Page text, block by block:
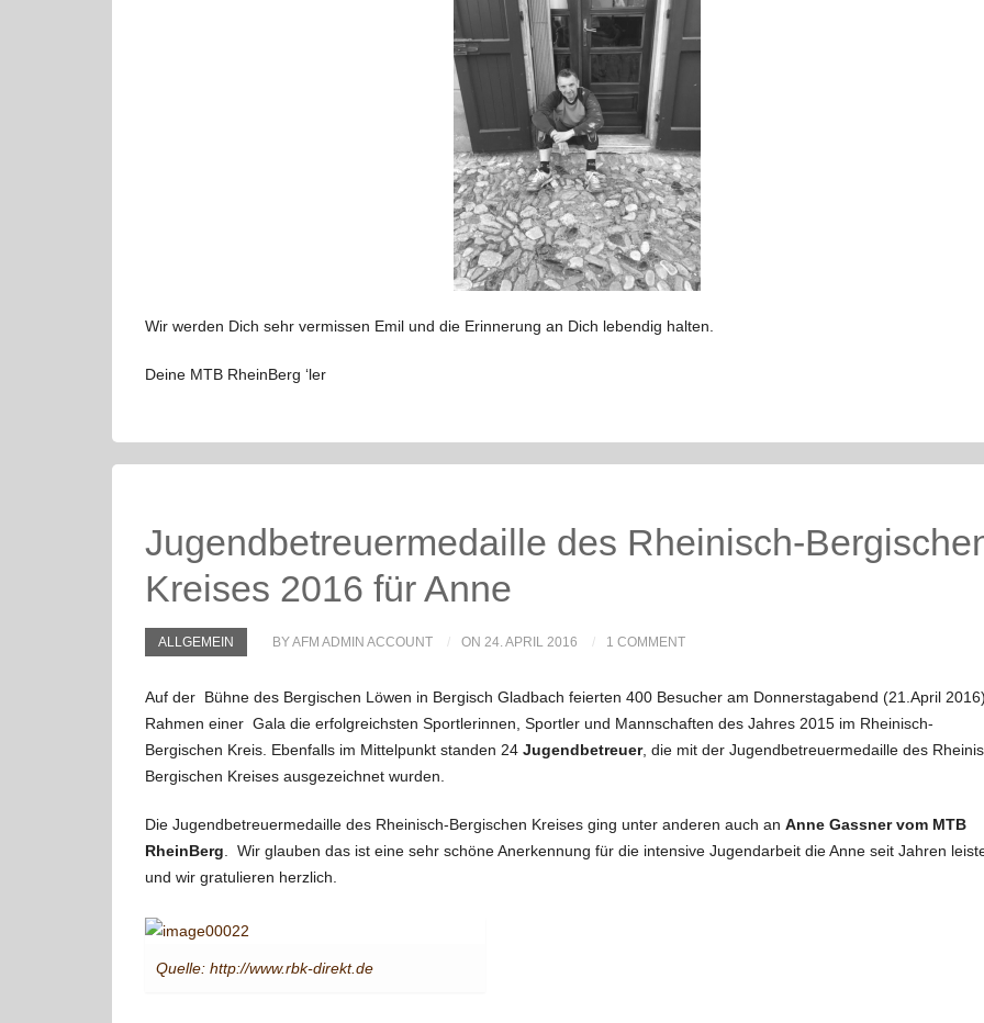
Wir werden Dich sehr vermissen Emil und die Erinnerung an Dich lebendig halten.
Deine MTB RheinBerg ‘ler
Jugendbetreuermedaille des Rheinisch-
Kreises 2016 für Anne
ALLGEMEIN BY AFM ADMIN ACCOUNT ON 24. APRIL 2016 1 COMMENT
Auf der Bühne des Bergischen Löwen in Bergisch Gladbach feierten 400 Besucher am Donnerstagabend (21.April
Rahmen einer Gala die erfolgreichsten Sportlerinnen, Sportler und Mannschaften des Jahres 2015 im Rheinisch-
Bergischen Kreis. Ebenfalls im Mittelpunkt standen 24 Jugendbetreuer, die mit der Jugendbetreuermedaille des
Bergischen Kreises ausgezeichnet wurden.
Die Jugendbetreuermedaille des Rheinisch-Bergischen Kreises ging unter anderen auch an Anne Gassner vom MTB
RheinBerg . Wir glauben das ist eine sehr schöne Anerkennung für die intensive Jugendarbeit die Anne seit Jahren
und wir gratulieren herzlich.
Quelle: http://www.rbk-direkt.de